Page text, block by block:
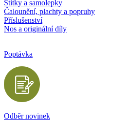
Štítky a samolepky
Čalounění, plachty a popruhy
Příslušenství
Nos a originální díly
Poptávka
Odběr novinek